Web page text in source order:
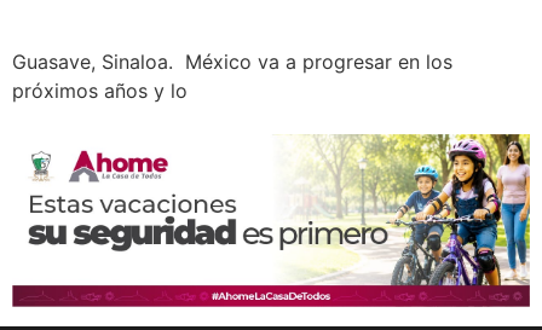
Guasave, Sinaloa. México va a progresar en los
próximos años y lo